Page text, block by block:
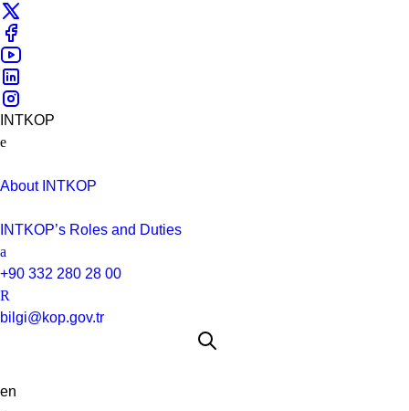
INTKOP
About INTKOP
INTKOP’s Roles and Duties
+90 332 280 28 00
bilgi@kop.gov.tr
en